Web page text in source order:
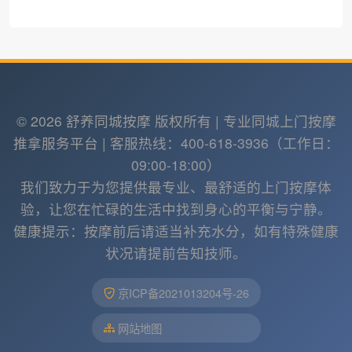
© 2026 舒养同城按摩 版权所有 | 专业同城上门按摩
推拿服务平台 | 客服热线：400-618-3936（工作日：
09:00-18:00）
我们致力于为您提供最专业、最舒适的上门按摩体
验，让您在忙碌的生活中找到身心的平衡与宁静。
健康提示：按摩前后请适当补充水分，如有特殊健康
状况请提前告知技师。
京ICP备2021013204号-26
网站地图